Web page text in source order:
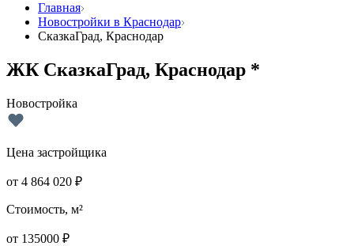
Главная
Новостройки в Краснодар
СказкаГрад, Краснодар
ЖК СказкаГрад, Краснодар *
Новостройка
Цена застройщика
от 4 864 020 ₽
Стоимость, м²
от 135000 ₽